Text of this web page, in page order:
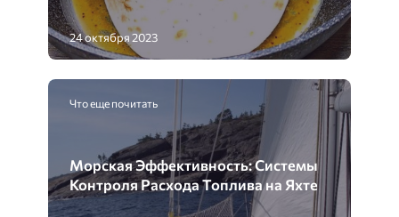
24 октября 2023
Что еще почитать
Морская Эффективность: Системы
Контроля Расхода Топлива на Яхте